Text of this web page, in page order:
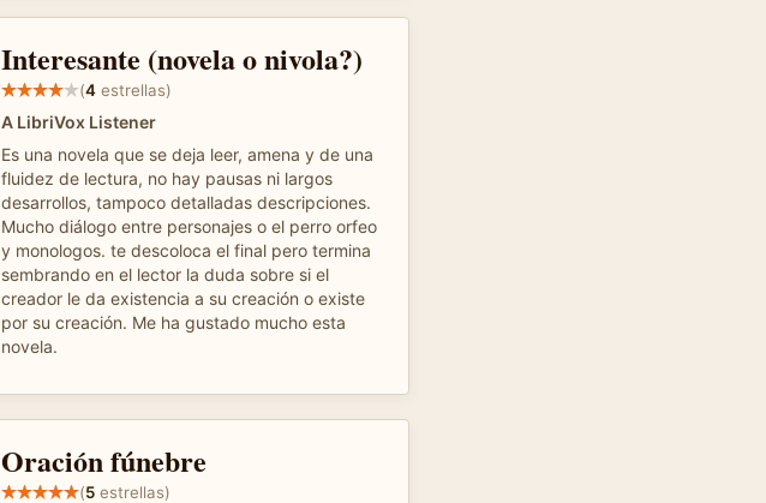
Interesante (novela o nivola?)
(4 estrellas)
A LibriVox Listener
Es una novela que se deja leer, amena y de una
fluidez de lectura, no hay pausas ni largos
desarrollos, tampoco detalladas descripciones.
Mucho diálogo entre personajes o el perro orfeo
y monologos. te descoloca el final pero termina
sembrando en el lector la duda sobre si el
creador le da existencia a su creación o existe
por su creación. Me ha gustado mucho esta
novela.
Oración fúnebre
(5 estrellas)